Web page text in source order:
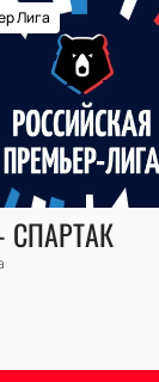
Лига